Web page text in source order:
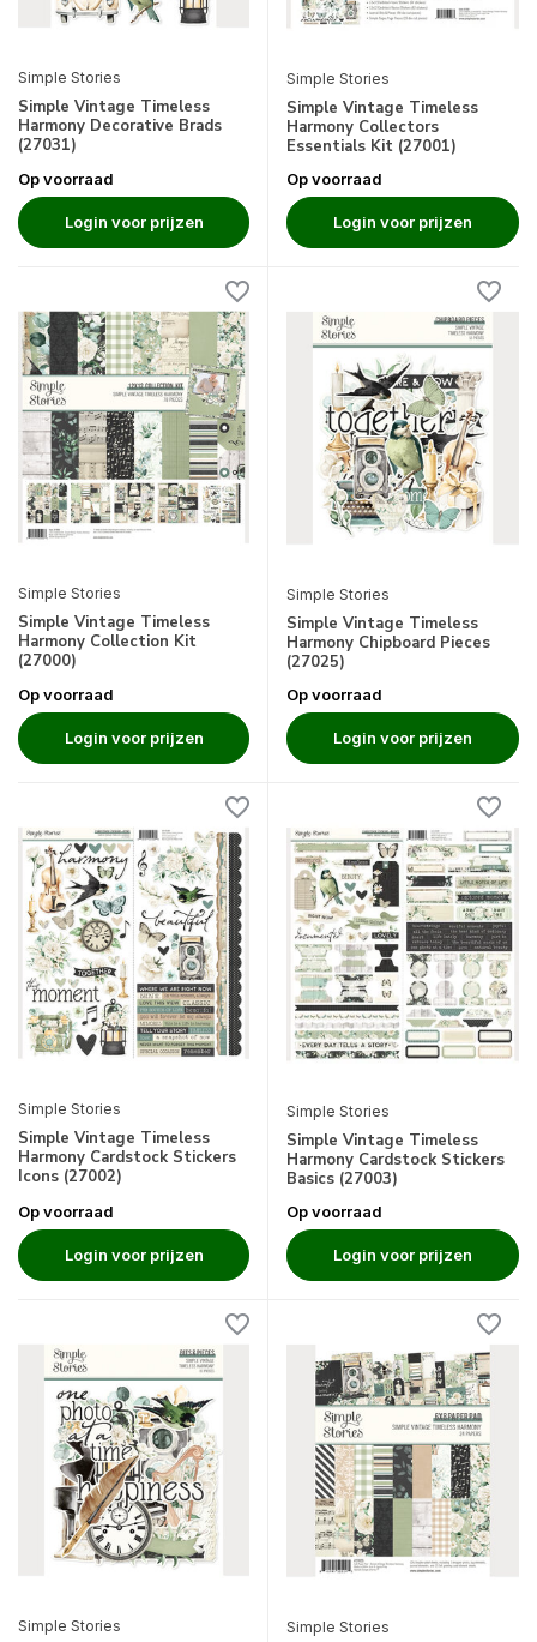
Simple Stories
Simple Vintage Timeless
Harmony Decorative Brads
(27031)
Op voorraad
Login voor prijzen
Simple Stories
Simple Vintage Timeless
Harmony Collectors
Essentials Kit (27001)
Op voorraad
Login voor prijzen
Simple Stories
Simple Vintage Timeless
Harmony Collection Kit
(27000)
Op voorraad
Login voor prijzen
Simple Stories
Simple Vintage Timeless
Harmony Chipboard Pieces
(27025)
Op voorraad
Login voor prijzen
Simple Stories
Simple Vintage Timeless
Harmony Cardstock Stickers
Icons (27002)
Op voorraad
Login voor prijzen
Simple Stories
Simple Vintage Timeless
Harmony Cardstock Stickers
Basics (27003)
Op voorraad
Login voor prijzen
Simple Stories Simple Stories